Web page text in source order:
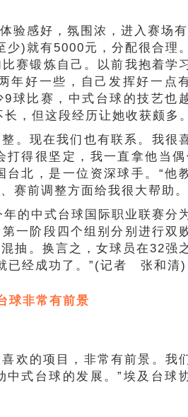
验感好，氛围浓，进入赛场有
少)就有5000元，分配很合理
赛锻炼自己。以前我抱着学
年好一些，自己发挥好一点
球比赛，中式台球的技艺也
，但这段经历让她收获颇多。
。现在我们也有联系。我很
得很坚定，我一直拿他当偶
北，是一位资深球手。“他
赛前调整方面给我很大帮助。
的中式台球国际职业联赛分
一阶段四个组别分别进行双
抽。换言之，女球员在32强
已经成功了。”(记者 张和清)
球非常有前景
欢的项目，非常有前景。我
式台球的发展。”埃及台球